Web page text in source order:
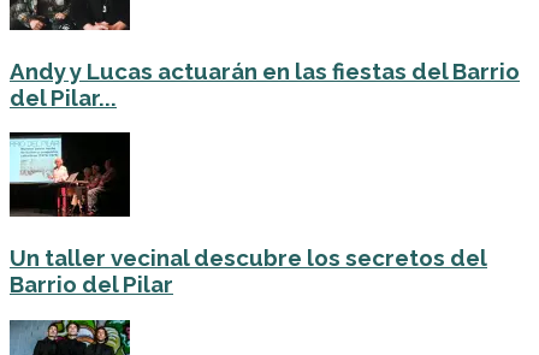
Andy y Lucas actuarán en las fiestas del Barrio
del Pilar...
Un taller vecinal descubre los secretos del
Barrio del Pilar